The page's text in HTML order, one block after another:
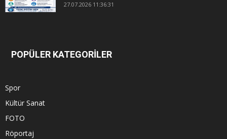
27.07.2026 11:36:31
POPÜLER KATEGORİLER
Spor
Kültür Sanat
FOTO
Röportaj